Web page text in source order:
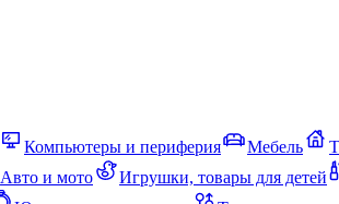
Компьютеры и периферия Мебель
Авто и мото Игрушки, товары для детей